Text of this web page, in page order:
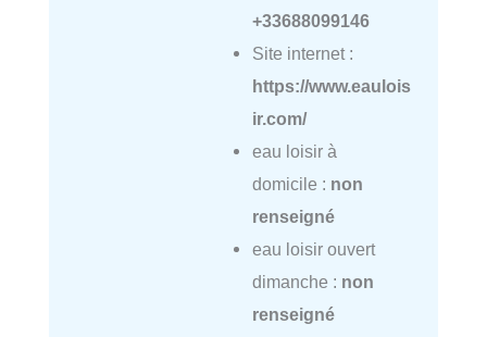
+33688099146
Site internet :
https://www.eaulois
ir.com/
eau loisir à
domicile : non
renseigné
eau loisir ouvert
dimanche : non
renseigné